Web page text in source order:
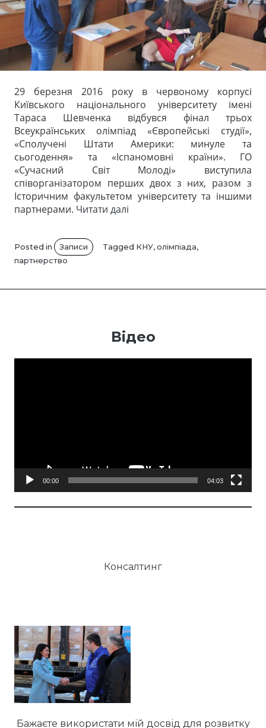
29 березня 2016 року в червоному корпусі
Київського національного університету імені
Тараса Шевченка відбувся фінал трьох
Всеукраїнських олімпіад «Європейські студії»,
«Сполучені Штати Америки: минуле та
сьогодення» та «Іспаномовні країни». ГО
«Сучасний Світ Молоді» виступила
співорганізатором перших двох з них, разом з
Історичним факультетом університету та іншими
партнерами. Читати далі
олімпіад
Posted in Записи Tagged КНУ, олімпіада,
партнерство
Відео
00:00 04:03
Консалтинг
Бажаєте використати мій досвід для розвитку